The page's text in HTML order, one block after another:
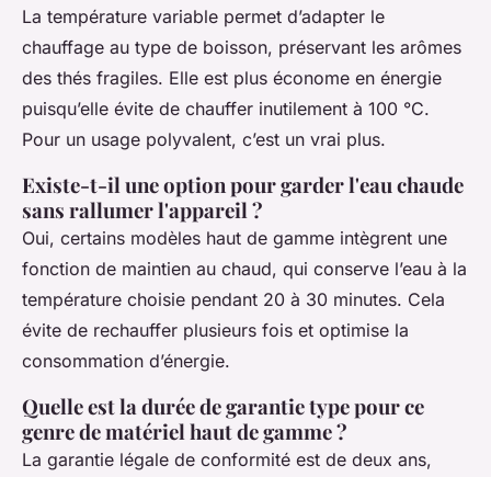
La température variable permet d’adapter le
chauffage au type de boisson, préservant les arômes
des thés fragiles. Elle est plus économe en énergie
puisqu’elle évite de chauffer inutilement à 100 °C.
Pour un usage polyvalent, c’est un vrai plus.
Existe-t-il une option pour garder l'eau chaude
sans rallumer l'appareil ?
Oui, certains modèles haut de gamme intègrent une
fonction de maintien au chaud, qui conserve l’eau à la
température choisie pendant 20 à 30 minutes. Cela
évite de rechauffer plusieurs fois et optimise la
consommation d’énergie.
Quelle est la durée de garantie type pour ce
genre de matériel haut de gamme ?
La garantie légale de conformité est de deux ans,